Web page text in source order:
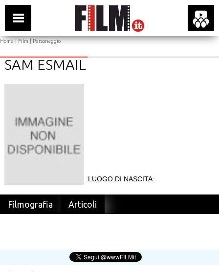
Home|Film| Personaggio
SAM ESMAIL
LUOGO DI NASCITA:
Filmografia Articoli